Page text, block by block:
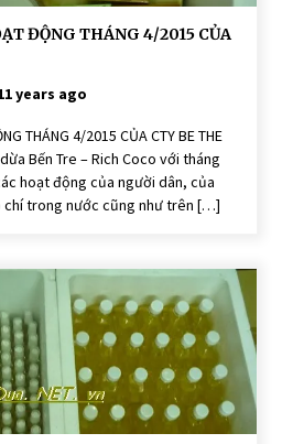
ĐỘNG THÁNG 4/2015 CỦA
years ago
THÁNG 4/2015 CỦA CTY BE THE
Bến Tre – Rich Coco với tháng
hoạt động của người dân, của
chí trong nước cũng như trên […]